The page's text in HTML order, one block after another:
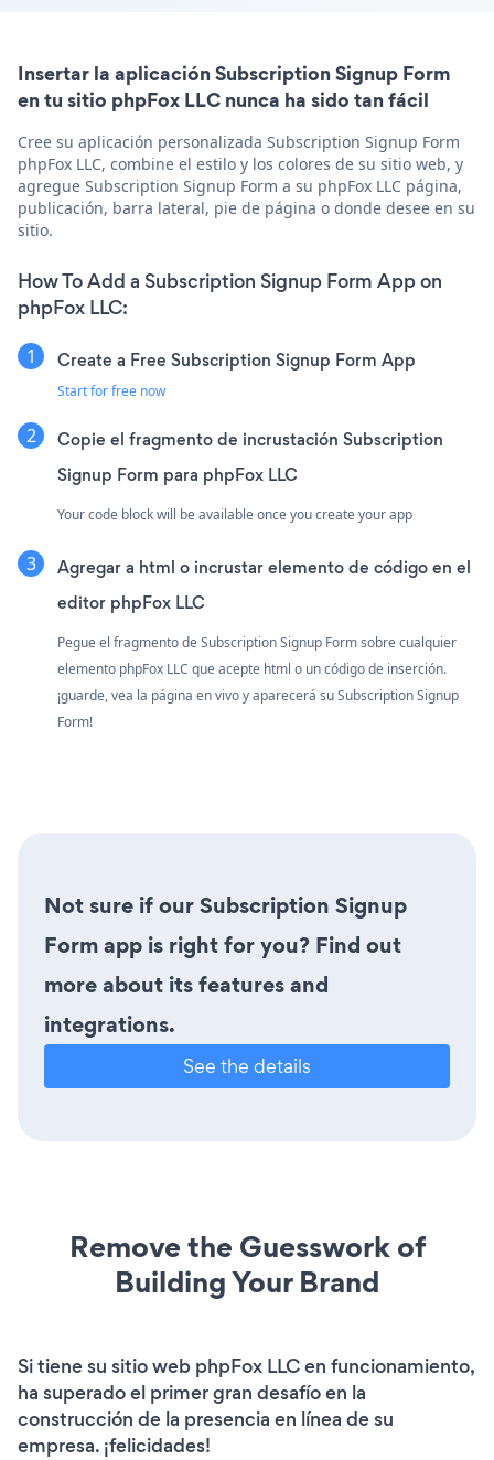
Insertar la aplicación Subscription Signup Form
en tu sitio phpFox LLC nunca ha sido tan fácil
Cree su aplicación personalizada Subscription Signup Form
phpFox LLC, combine el estilo y los colores de su sitio web, y
agregue Subscription Signup Form a su phpFox LLC página,
publicación, barra lateral, pie de página o donde desee en su
sitio.
How To Add a Subscription Signup Form App on
phpFox LLC:
Create a Free Subscription Signup Form App
Start for free now
Copie el fragmento de incrustación Subscription
Signup Form para phpFox LLC
Your code block will be available once you create your app
Agregar a html o incrustar elemento de código en el
editor phpFox LLC
Pegue el fragmento de Subscription Signup Form sobre cualquier
elemento phpFox LLC que acepte html o un código de inserción.
¡guarde, vea la página en vivo y aparecerá su Subscription Signup
Form!
Not sure if our Subscription Signup
Form app is right for you? Find out
more about its features and
integrations.
See the details
Remove the Guesswork of
Building Your Brand
Si tiene su sitio web phpFox LLC en funcionamiento,
ha superado el primer gran desafío en la
construcción de la presencia en línea de su
empresa. ¡felicidades!